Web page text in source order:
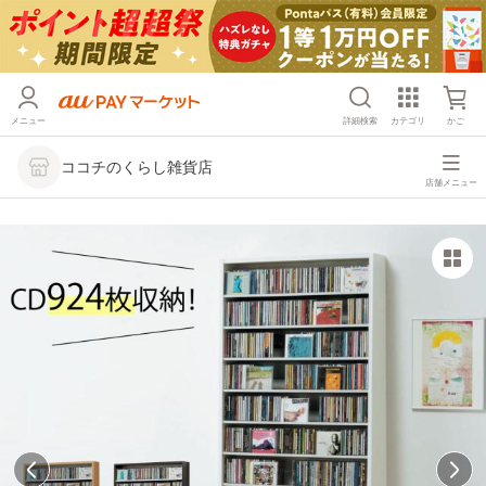
メニュー 詳細検索 カテゴリ かご
ココチのくらし雑貨店
店舗メニュー